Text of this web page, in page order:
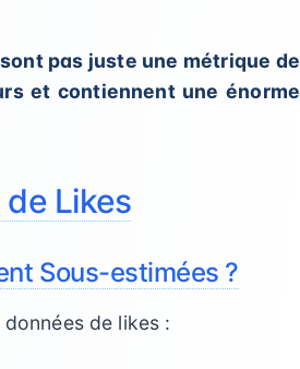
pas juste une métrique de
et contiennent une énorme
Likes
Sous-estimées ?
de likes :